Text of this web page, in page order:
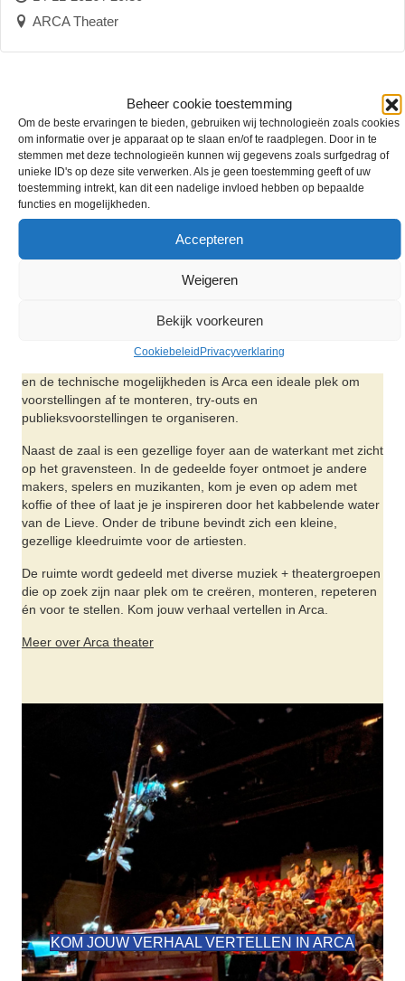
Beheer cookie toestemming
Om de beste ervaringen te bieden, gebruiken wij technologieën zoals cookies
om informatie over je apparaat op te slaan en/of te raadplegen. Door in te
stemmen met deze technologieën kunnen wij gegevens zoals surfgedrag of
unieke ID's op deze site verwerken. Als je geen toestemming geeft of uw
toestemming intrekt, kan dit een nadelige invloed hebben op bepaalde
functies en mogelijkheden.
Accepteren
Weigeren
Bekijk voorkeuren
Cookiebeleid Privacyverklaring
ARCA Theater
GEDEELDE CREATIERUIMTE
ONTMOETINGSPLEK
VOORSTELLINGEN
Arca is een open, gedeelde theaterzaal én theaterwerkplek
voor muziek + theatermakers. Een open, vrije en gastvrije en
gezellige plek om ideeën te laten onstaan, groeien, afwerken
of komt naar buiten met jouw verhaal.
De zaal is volledig technsich uitgerust en kan tot 204 personen
en de technische mogelijkheden is Arca een ideale plek om
voorstellingen af te monteren, try-outs en
publieksvoorstellingen te organiseren.
Naast de zaal is een gezellige foyer aan de waterkant met zicht
op het gravensteen. In de gedeelde foyer ontmoet je andere
makers, spelers en muzikanten, kom je even op adem met
koffie of thee of laat je je inspireren door het kabbelende water
van de Lieve. Onder de tribune bevindt zich een kleine,
gezellige kleedruimte voor de artiesten.
De ruimte wordt gedeeld met diverse muziek + theatergroepen
die op zoek zijn naar plek om te creëren, monteren, repeteren
én voor te stellen. Kom jouw verhaal vertellen in Arca.
Meer over Arca theater
KOM JOUW VERHAAL VERTELLEN IN ARCA